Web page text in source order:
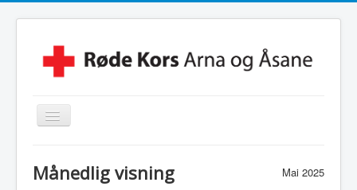
Skjul/Vis
navigasjon
Lokalforening
Månedlig visning
Mai 2025